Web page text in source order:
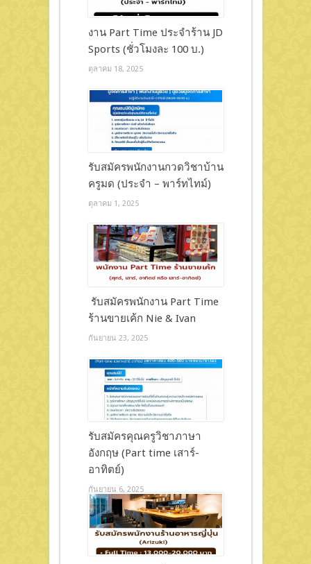
งาน Part Time ประจำร้าน JD
Sports (ชั่วโมงละ 100 บ.)
ตุลาคม 18, 2025
รับสมัครพนักงานกวดวิชาบ้าน
ครูมด (ประจำ – พาร์ทไทม์)
ตุลาคม 1, 2025
รับสมัครพนักงาน Part Time
ร้านขายเค้ก Nie & Ivan
กันยายน 23, 2025
รับสมัครคุณครูวิชาภาษา
อังกฤษ (Part time เสาร์-
อาทิตย์)
กันยายน 6, 2025